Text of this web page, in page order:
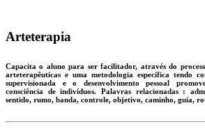
Arteterapia
Capacita o aluno para ser facilitador, através do
arteterapêuticas e uma metodologia específica tendo
supervisionada e o desenvolvimento pessoal
consciência de indivíduos. Palavras relacionadas :
sentido, rumo, banda, controle, objetivo, caminho, guia,